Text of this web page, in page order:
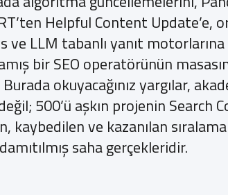
Helpful Content Update’e,
ve LLM tabanlı yanıt
bir SEO operatörünün
Burada okuyacağınız yargılar,
500’ü aşkın projenin Search
kaybedilen ve kazanılan
damıtılmış saha gerçekleridir.